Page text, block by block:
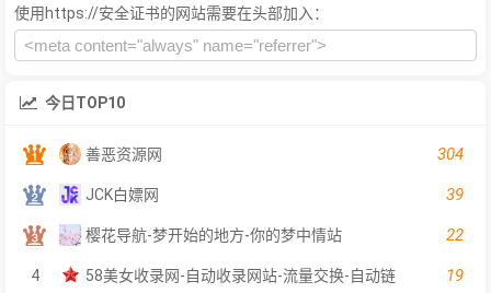
使用https://安全证书的网站需要在头部加入：
今日TOP10
善恶资源网 304
JCK白嫖网 39
樱花导航-梦开始的地方-你的梦中情站 22
4 58美女收录网-自动收录网站-流量交换-自动链 19